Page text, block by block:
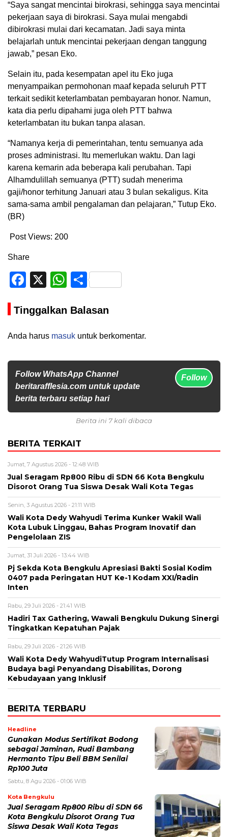
“Saya sangat mencintai birokrasi, sehingga saya mencintai
pekerjaan saya di birokrasi. Saya mulai mengabdi
dibirokrasi mulai dari kecamatan. Jadi saya minta
belajarlah untuk mencintai pekerjaan dengan tanggung
jawab,” pesan Eko.
Selain itu, pada kesempatan apel itu Eko juga
menyampaikan permohonan maaf kepada seluruh PTT
terkait sedikit keterlambatan pembayaran honor. Namun,
kata dia perlu dipahami juga oleh PTT bahwa
keterlambatan itu bukan tanpa alasan.
“Namanya kerja di pemerintahan, tentu semuanya ada
proses administrasi. Itu memerlukan waktu. Dan lagi
karena kemarin ada beberapa kali perubahan. Tapi
Alhamdulillah semuanya (PTT) sudah menerima
gaji/honor terhitung Januari atau 3 bulan sekaligus. Kita
sama-sama ambil pengalaman dan pelajaran,” Tutup Eko.
(BR)
Post Views: 200
Share
Facebook
X WhatsApp
Share
Tinggalkan Balasan
Anda harus masuk untuk berkomentar.
Follow WhatsApp Channel
beritarafflesia.com untuk update
berita terbaru setiap hari
Follow
Berita ini 7 kali dibaca
BERITA TERKAIT
Jumat, 7 Agustus 2026 - 12:48 WIB
Jual Seragam Rp800 Ribu di SDN 66 Kota Bengkulu
Disorot Orang Tua Siswa Desak Wali Kota Tegas
Senin, 3 Agustus 2026 - 21:11 WIB
Wali Kota Dedy Wahyudi Terima Kunker Wakil Wali
Kota Lubuk Linggau, Bahas Program Inovatif dan
Pengelolaan ZIS
Jumat, 31 Juli 2026 - 13:44 WIB
Pj Sekda Kota Bengkulu Apresiasi Bakti Sosial Kodim
0407 pada Peringatan HUT Ke-1 Kodam XXI/Radin
Inten
Rabu, 29 Juli 2026 - 21:41 WIB
Hadiri Tax Gathering, Wawali Bengkulu Dukung Sinergi
Tingkatkan Kepatuhan Pajak
Rabu, 29 Juli 2026 - 21:26 WIB
Wali Kota Dedy WahyudiTutup Program Internalisasi
Budaya bagi Penyandang Disabilitas, Dorong
Kebudayaan yang Inklusif
BERITA TERBARU
Headline
Gunakan Modus Sertifikat Bodong
sebagai Jaminan, Rudi Bambang
Hermanto Tipu Beli BBM Senilai
Rp100 Juta
Sabtu, 8 Agu 2026 - 01:06 WIB
Kota Bengkulu
Jual Seragam Rp800 Ribu di SDN 66
Kota Bengkulu Disorot Orang Tua
Siswa Desak Wali Kota Tegas